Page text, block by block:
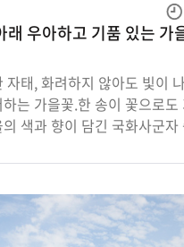
래 우아하고 기품 있는 가
자태, 화려하지 않아도 빛이
는 가을꽃.한 송이 꽃으로도
색과 향이 담긴 국화사군자
름다움을 잃지 않아 길조나
개